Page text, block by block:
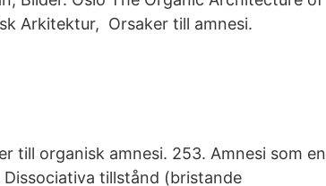
Arkitektur, Orsaker till amnesi.
till organisk amnesi. 253. Amnesi som en
tillstånd (bristande